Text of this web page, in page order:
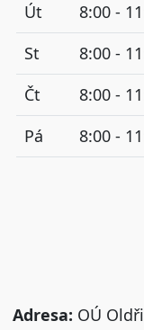
Út
8:00 -
St
8:00 -
Čt
8:00 -
Pá
8:00 -
Adresa: OÚ